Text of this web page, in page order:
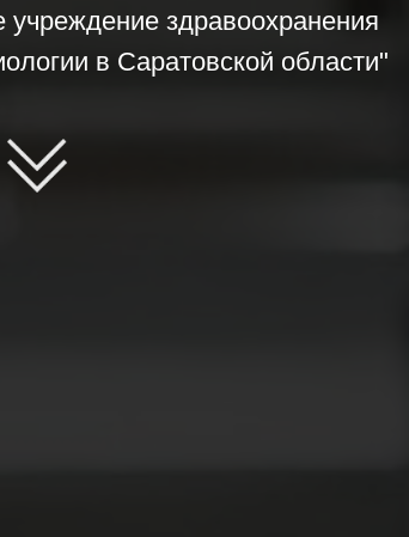
здравоохранения
в Саратовской области"